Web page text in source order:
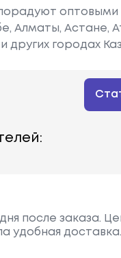
Алматы, Астане,
городах
после заказа.
удобная